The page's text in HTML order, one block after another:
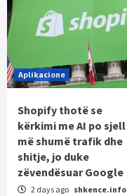
Aplikacione
Shopify thotë se
kërkimi me AI po sjell
më shumë trafik dhe
shitje, jo duke
zëvendësuar Google
2 days ago shkence.info